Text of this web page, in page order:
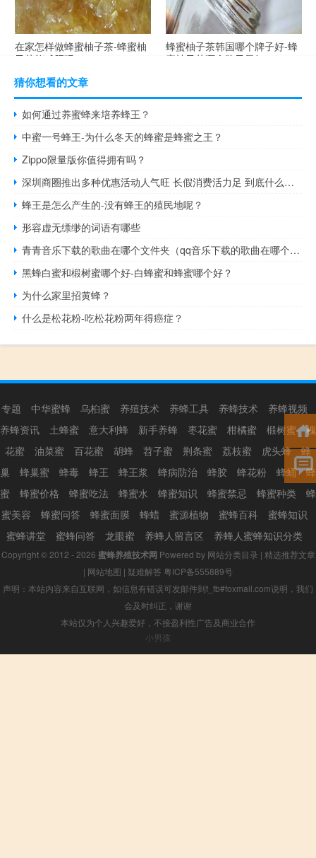
在家怎样做蜂蜜柚子茶-蜂蜜柚
子茶能减肥吗？
蜂蜜柚子茶韩国哪个牌子好-蜂
蜜柚子茶哪个牌子最好？
猜你想看的文章
如何通过养蜜蜂来培养蜂王？
中蜜一号蜂王-为什么冬天的蜂蜜是蜂蜜之王？
Zippo限量版你值得拥有吗？
深圳商圈推出多种优惠活动人气旺 长假消费活力足 到底什么情况嘞
蜂王是怎么产生的-没有蜂王的殖民地呢？
形容虚无缥缈的词语有哪些
青青音乐下载的歌曲在哪个文件夹（qq音乐下载的歌曲在哪个文件夹）
黑蜂白蜜和椴树蜜哪个好-白蜂蜜和蜂蜜哪个好？
为什么家里招黄蜂？
什么是松花粉-吃松花粉两年得癌症？
专题 中华蜜蜂 乌桕蜜 养殖技术 养蜂工具 养蜂技术
养蜂视频
养蜂资讯
土蜂蜜 意大利蜂 新手养蜂 枣花蜜 柑橘蜜 椴树蜜
槐
花蜜
油菜蜜 百花蜜 胡蜂 苕子蜜 荆条蜜 荔枝蜜 虎头蜂
蜂
巢
蜂巢蜜 蜂毒 蜂王 蜂王浆 蜂病防治 蜂胶 蜂花粉 蜂蛹
蜂
蜜
蜂蜜价格 蜂蜜吃法 蜂蜜水 蜂蜜知识 蜂蜜禁忌 蜂蜜种类
蜂
蜜美容
蜂蜜问答 蜂蜜面膜 蜂蜡 蜜源植物 蜜蜂百科
蜜蜂知识
蜜蜂讲堂
蜜蜂问答 龙眼蜜 养蜂人留言区 养蜂人蜜蜂知识分类
Copyright © 2012 - 2026 蜜蜂养殖技术网 Powered by 网站分类目录 | 精选推荐文章
| 网站地图 | 疑难解答 粤ICP备555889号
声明：本站内容来自互联网，如信息有错误可发邮件到f_fb#foxmail.com说明，我们
会及时纠正，谢谢
本站仅为个人兴趣爱好，不接盈利性广告及商业合作
小男孩